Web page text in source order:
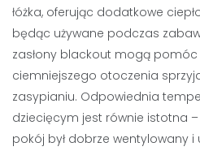
łóżka, oferując dodatkowe
będąc używane podczas
zasłony blackout mogą pomóc
ciemniejszego otoczenia
zasypianiu. Odpowiednia
dziecięcym jest równie istotna
pokój był dobrze wentylowany